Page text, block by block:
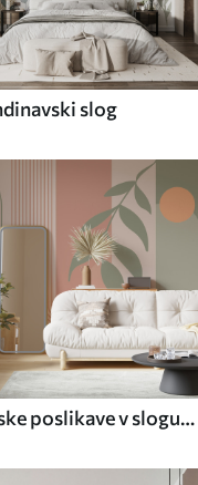
slog
poslikave v slogu